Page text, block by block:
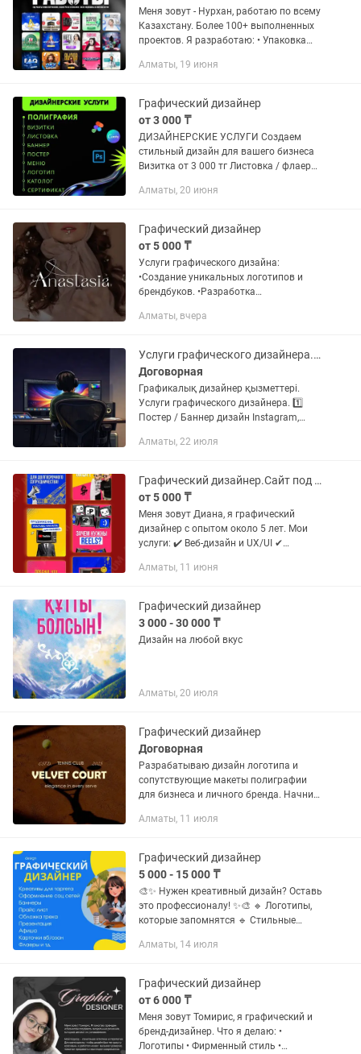
Меня зовут - Нурхан, работаю по всему
Казахстану. Более 100+ выполненных
проектов. Я разработаю: • Упаковка
карусели, reels-обложка) • Презентации
Алматы, 19 июня
Графический дизайнер
от 3 000 ₸
ДИЗАЙНЕРСКИЕ УСЛУГИ Создаем
стильный дизайн для вашего бизнеса
Визитка от 3 000 тг Листовка / флаер
афиша от 6 000 тг Меню от 8 000 тг
Алматы, 20 июня
Графический дизайнер
от 5 000 ₸
Услуги графического дизайна:
•Создание уникальных логотипов и
брендбуков. •Разработка
оформления. •Дизайн упаковки и
материалов,...
Алматы, вчера
Услуги графического дизайнера.Графикалық дизайнер қызметтері
Договорная
Графикалық дизайнер қызметтері.
Услуги графического дизайнера. 1️⃣
Постер / Баннер дизайн Instagram,
заманауи постерлер мен баннерлер
Алматы, 22 июля
Графический дизайнер.Сайт под ключ, логотип, баннеры, соц сети, презентации
от 5 000 ₸
Меня зовут Диана, я графический
дизайнер с опытом около 5 лет. Мои
услуги: ✔️ Веб-дизайн и UX/UI ✔
✔️ Маркетинговые и рекламные
Алматы, 11 июня
Графический дизайнер
3 000 - 30 000 ₸
Дизайн на любой вкус
Алматы, 20 июля
Графический дизайнер
Договорная
Разрабатываю дизайн логотипа и
сопутствующие макеты полиграфии
для бизнеса и личного бренда. Начни
Закажите логотип и дизайн
Алматы, 11 июля
Графический дизайнер
5 000 - 15 000 ₸
🎨✨ Нужен креативный дизайн? Оставь
это профессионалу! ✨🎨 🔹 Логотипы,
которые запомнятся 🔹 Стильные
соцсетей и рекламы 🔹 Быстро,
Твоя...
Алматы, 14 июля
Графический дизайнер
от 6 000 ₸
Меня зовут Томирис, я графический и
бренд-дизайнер. Что я делаю: •
Логотипы • Фирменный стиль •